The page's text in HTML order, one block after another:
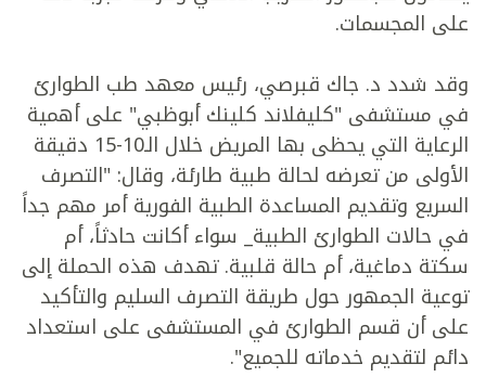
على المجسمات.
وقد شدد د. جاك قبرصي، رئيس معهد طب الطوارئ
في مستشفى "كليفلاند كلينك أبوظبي" على أهمية
الرعاية التي يحظى بها المريض خلال الـ10-15 دقيقة
الأولى من تعرضه لحالة طبية طارئة، وقال: "التصرف
السريع وتقديم المساعدة الطبية الفورية أمر مهم جداً
في حالات الطوارئ الطبية_ سواء أكانت حادثاً، أم
سكتة دماغية، أم حالة قلبية. تهدف هذه الحملة إلى
توعية الجمهور حول طريقة التصرف السليم والتأكيد
على أن قسم الطوارئ في المستشفى على استعداد
دائم لتقديم خدماته للجميع".